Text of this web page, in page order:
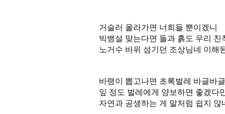
거슬러 올라가면 너희들 뿐이겠니
빅뱅설 맞는다면 돌과 흙도 우리 친
노거수 바위 섬기던 조상님네 이해
바랭이 뽑고나면 초록벌레 바글바글
잎 정도 벌레에게 양보하면 좋겠다
자연과 공생하는 게 말처럼 쉽지 않